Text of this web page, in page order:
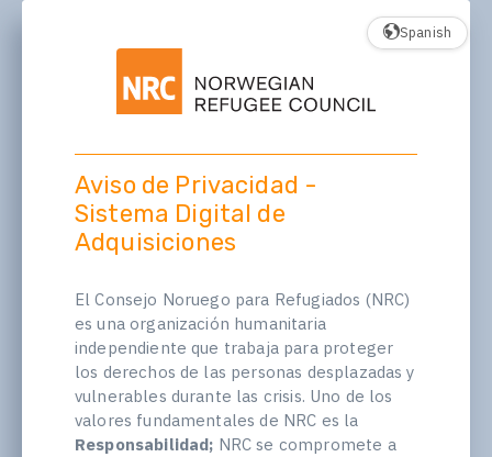
Spanish
Aviso de Privacidad -
Sistema Digital de
Adquisiciones
El Consejo Noruego para Refugiados (NRC)
es una organización humanitaria
independiente que trabaja para proteger
los derechos de las personas desplazadas y
vulnerables durante las crisis. Uno de los
valores fundamentales de NRC es la
Responsabilidad; NRC se compromete a